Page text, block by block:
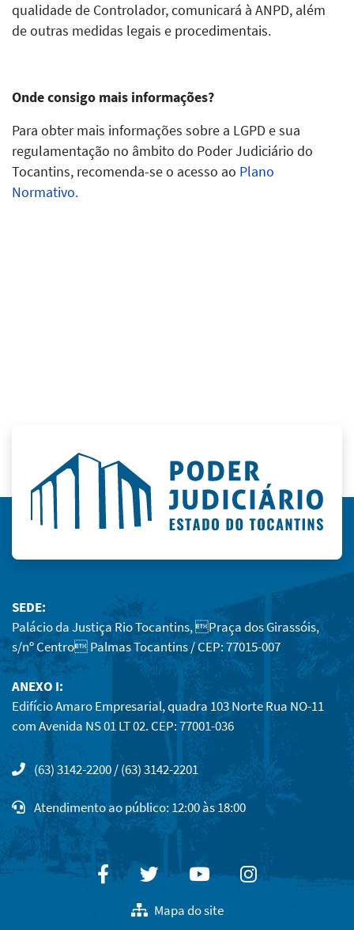
qualidade de Controlador, comunicará à ANPD, além
de outras medidas legais e procedimentais.
Onde consigo mais informações?
Para obter mais informações sobre a LGPD e sua
regulamentação no âmbito do Poder Judiciário do
Tocantins, recomenda-se o acesso ao Plano
Normativo.
SEDE:
Palácio da Justiça Rio Tocantins, Praça dos Girassóis,
s/nº Centro Palmas Tocantins / CEP: 77015-007
ANEXO I:
Edifício Amaro Empresarial, quadra 103 Norte Rua NO-11
com Avenida NS 01 LT 02. CEP: 77001-036
(63) 3142-2200 / (63) 3142-2201
Atendimento ao público: 12:00 às 18:00
FacebookTwitterYoutubeInstagram
Mapa do site